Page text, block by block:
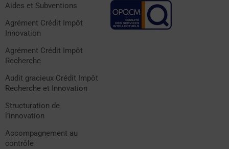
Aides et Subventions
Agrément Crédit Impôt
Innovation
Agrément Crédit Impôt
Recherche
Audit gracieux Crédit Impôt
Recherche et Innovation
Structuration de
l’innovation
Accompagnement au
contrôle